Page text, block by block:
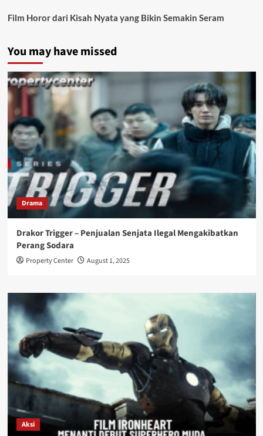
Film Horor dari Kisah Nyata yang Bikin Semakin Seram
You may have missed
Drama
Drakor Trigger – Penjualan Senjata Ilegal Mengakibatkan
Perang Sodara
Property Center August 1, 2025
Aksi